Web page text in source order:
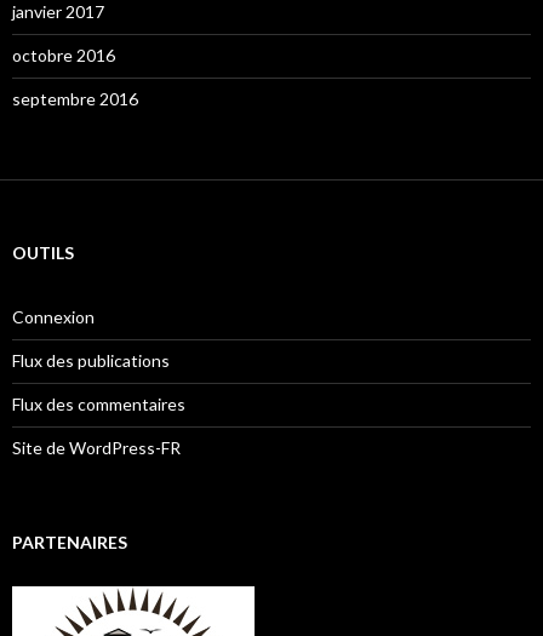
janvier 2017
octobre 2016
septembre 2016
OUTILS
Connexion
Flux des publications
Flux des commentaires
Site de WordPress-FR
PARTENAIRES